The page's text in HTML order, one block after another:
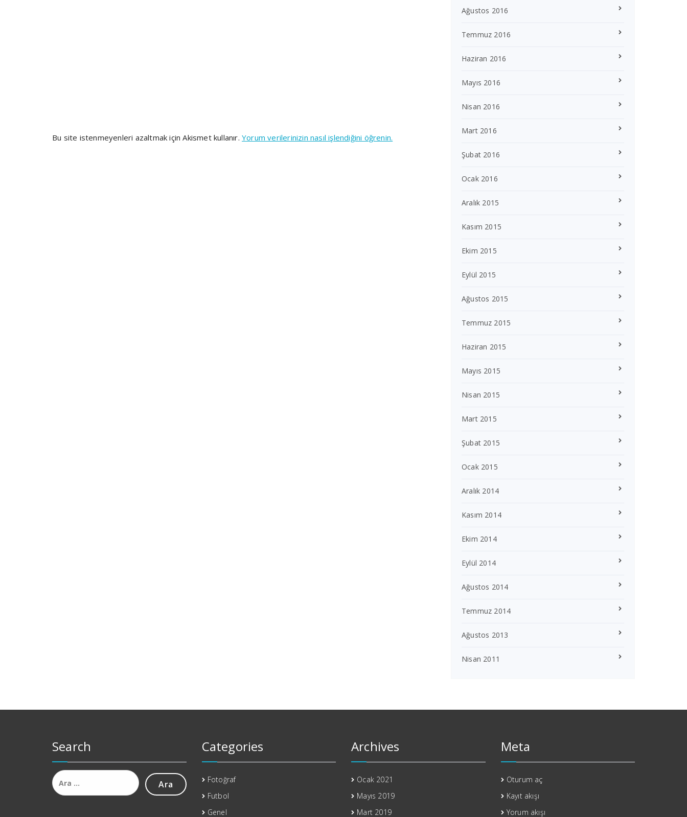
Bu site istenmeyenleri azaltmak için Akismet kullanır.Yorum verilerinizin nasıl işlendiğini öğrenin.
Ağustos 2016
Temmuz 2016
Haziran 2016
Mayıs 2016
Nisan 2016
Mart 2016
Şubat 2016
Ocak 2016
Aralık 2015
Kasım 2015
Ekim 2015
Eylül 2015
Ağustos 2015
Temmuz 2015
Haziran 2015
Mayıs 2015
Nisan 2015
Mart 2015
Şubat 2015
Ocak 2015
Aralık 2014
Kasım 2014
Ekim 2014
Eylül 2014
Ağustos 2014
Temmuz 2014
Ağustos 2013
Nisan 2011
Search
Arama:
Categories
Fotoğraf
Futbol
Genel
Archives
Ocak 2021
Mayıs 2019
Mart 2019
Meta
Oturum aç
Kayıt akışı
Yorum akışı